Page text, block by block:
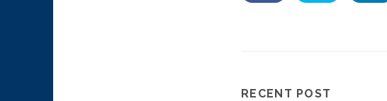
RECENT POST